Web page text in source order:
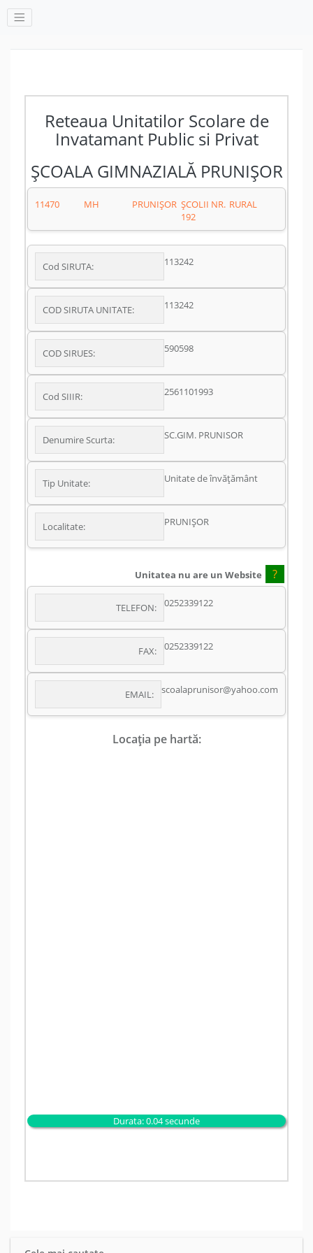
Reteaua Unitatilor Scolare de
Invatamant Public si Privat
ȘCOALA GIMNAZIALĂ PRUNIȘOR
11470 MH PRUNIŞOR ȘCOLII NR.
192
RURAL
Cod SIRUTA: 113242
COD SIRUTA UNITATE: 113242
COD SIRUES: 590598
Cod SIIIR: 2561101993
Denumire Scurta: SC.GIM. PRUNISOR
Tip Unitate: Unitate de învățământ
Localitate: PRUNIŞOR
Unitatea nu are un Website ?
TELEFON: 0252339122
FAX: 0252339122
EMAIL: scoalaprunisor@yahoo.com
Locația pe hartă:
Durata: 0.04 secunde